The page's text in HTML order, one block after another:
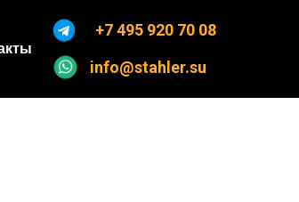
+7 495 920 70 08
info@stahler.su